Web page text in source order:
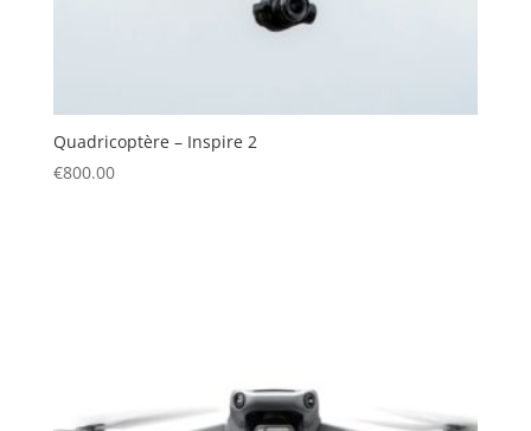
Quadricoptère – Inspire 2
€800.00